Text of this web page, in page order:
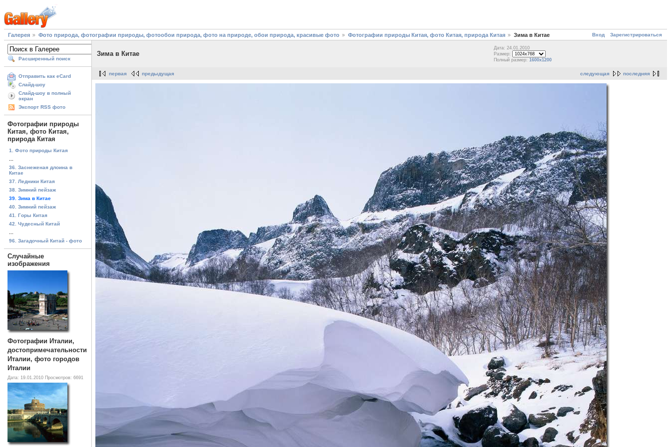
Вход Зарегистрироваться
Галерея Фото природа, фотографии природы, фотообои природа, фото на природе, обои природа, красивые фото Фотографии природы Китая, фото Китая, природа Китая Зима в Китае
Расширенный поиск
Отправить как eCard
Слайд-шоу
Слайд-шоу в полный
экран
Экспорт RSS фото
Фотографии природы
Китая, фото Китая,
природа Китая
1. Фото природы Китая
36. Заснеженая длоина в
Китае
37. Ледники Китая
38. Зимний пейзаж
39. Зима в Китае
40. Зимний пейзаж
41. Горы Китая
42. Чудесный Китай
96. Загадочный Китай - фото
Случайные
изображения
Фотографии Италии,
достопримечательности
Италии, фото городов
Италии
Дата: 19.01.2010 Просмотров: 6691
Зима в Китае
Дата: 24.01.2010
Размер:
Полный размер: 1600x1200
следующая последняя
первая предыдущая